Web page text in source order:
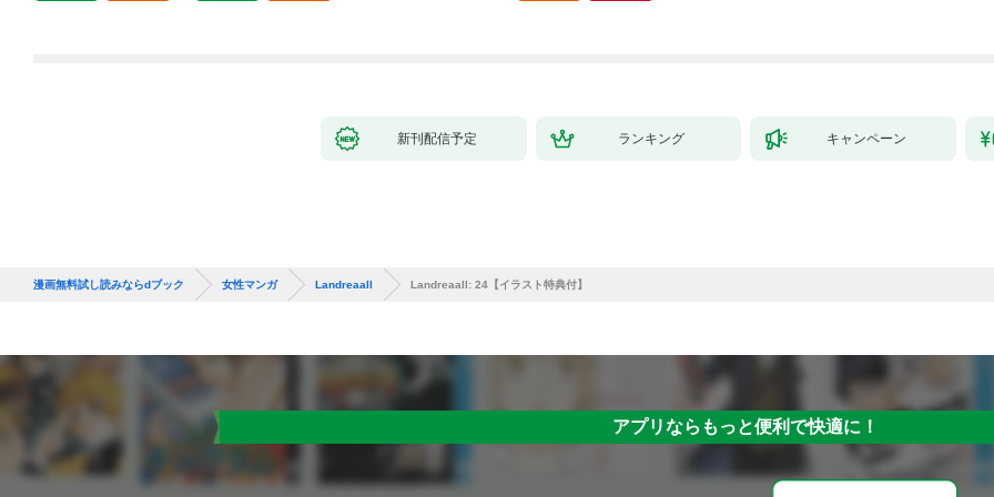
新刊配信予定 ランキング キャンペーン
漫画無料試し読みならdブック 女性マンガ Landreaall Landreaall: 24【イラスト特典付】
アプリならもっと便利で快適に！